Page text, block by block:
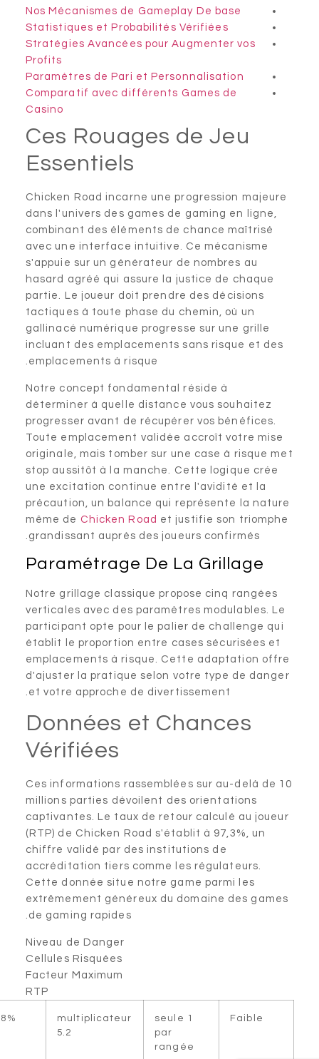
Nos Mécanismes de Gameplay De base
Statistiques et Probabilités Vérifiées
Stratégies Avancées pour Augmenter vos
Profits
Paramètres de Pari et Personnalisation
Comparatif avec différents Games de
Casino
Ces Rouages de Jeu
Essentiels
Chicken Road incarne une progression
dans l'univers des games de gaming en ligne,
combinant des éléments de chance maîtrisé
avec une interface intuitive. Ce mécanisme
s'appuie sur un générateur de nombres au
hasard agréé qui assure la justice de chaque
partie. Le joueur doit prendre des décisions
tactiques à toute phase du chemin, où un
gallinacé numérique progresse sur une grille
incluant des emplacements sans risque et des
emplacements à risque.
Notre concept fondamental réside à
déterminer à quelle distance vous souhaitez
progresser avant de récupérer vos bénéfices.
Toute emplacement validée accroît votre mise
originale, mais tomber sur une case à risque
stop aussitôt à la manche. Cette logique crée
une excitation continue entre l'avidité et la
précaution, un balance qui représente la
même deChicken Road et justifie son
grandissant auprès des joueurs confirmés.
Paramétrage De La Grillage
Notre grillage classique propose cinq rangées
verticales avec des paramètres modulables. Le
participant opte pour le palier de challenge qui
établit le proportion entre cases sécurisées et
emplacements à risque. Cette adaptation
d'ajuster la pratique selon votre type de
et votre approche de divertissement.
Données et Chances
Vérifiées
Ces informations rassemblées sur au-delà de
millions parties dévoilent des orientations
captivantes. Le taux de retour calculé au
(RTP) de Chicken Road s'établit à 97,3%, un
chiffre validé par des institutions de
accréditation tiers comme les régulateurs.
Cette donnée situe notre game parmi les
extrêmement généreux du domaine des
de gaming rapides.
Niveau de Danger
Cellules Risquées
Facteur Maximum
1 seule
rangée
multiplicateur